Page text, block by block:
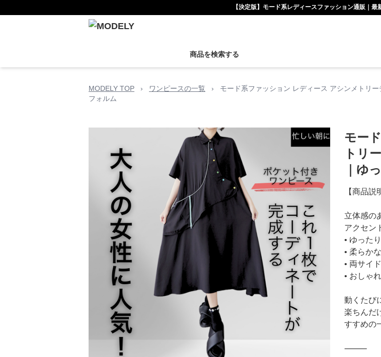
【決定版】モード系レディースファッション通販｜
商品を検索する
MODELY TOP › ワンピースの一覧 ›
モード系ファッション レディース アシンメトリ
フォルム
モー
トリ
｜ゆ
【商品説
立体感の
アクセン
• ゆった
• 柔らか
• 両サイ
• おしゃ
動くたび
楽ちんだ
すすめの
⸻